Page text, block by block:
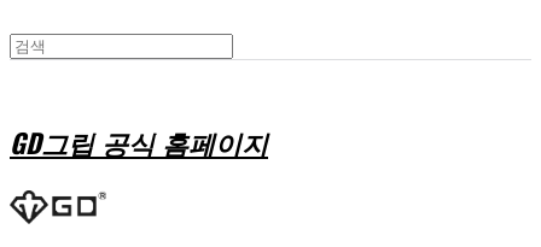
GD그립 공식 홈페이지